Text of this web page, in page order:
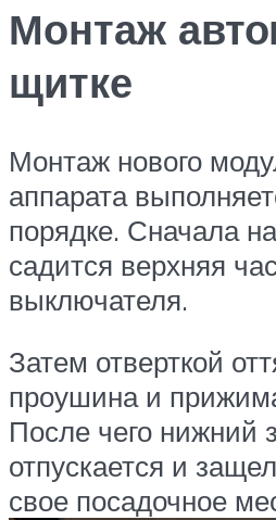
Монтаж
щитке
Монтаж нового
аппарата
порядке. Сначала
садится верхняя
выключателя.
Затем отверткой
проушина и
После чего нижний
отпускается и
свое посадочное